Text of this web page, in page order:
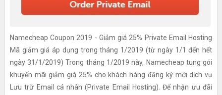
Namecheap Coupon 2019 - Giảm giá 25% Private Email Hosting
Mã giảm giá áp dụng trong tháng 1/2019 (từ ngày 1/1 đến hết
ngày 31/1/2019) Trong tháng 1/2019 này, Namecheap tung gói
khuyến mãi giảm giá 25% cho khách hàng đăng ký mới dịch vụ
Lưu trữ Email cá nhân (Private Email Hosting). Để nhận ưu đãi